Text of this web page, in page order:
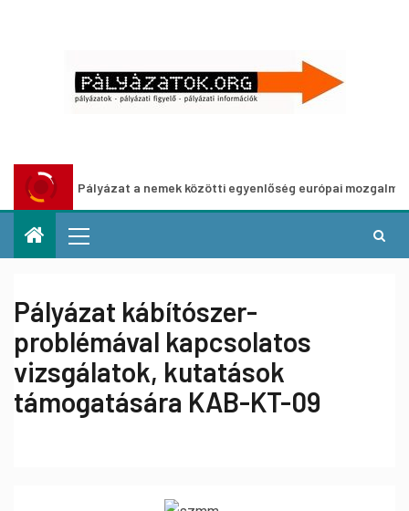
Pályázat a nemek közötti egyenlőség európai mozgalmainak
Pályázat kábítószer-
problémával kapcsolatos
vizsgálatok, kutatások
támogatására KAB-KT-09